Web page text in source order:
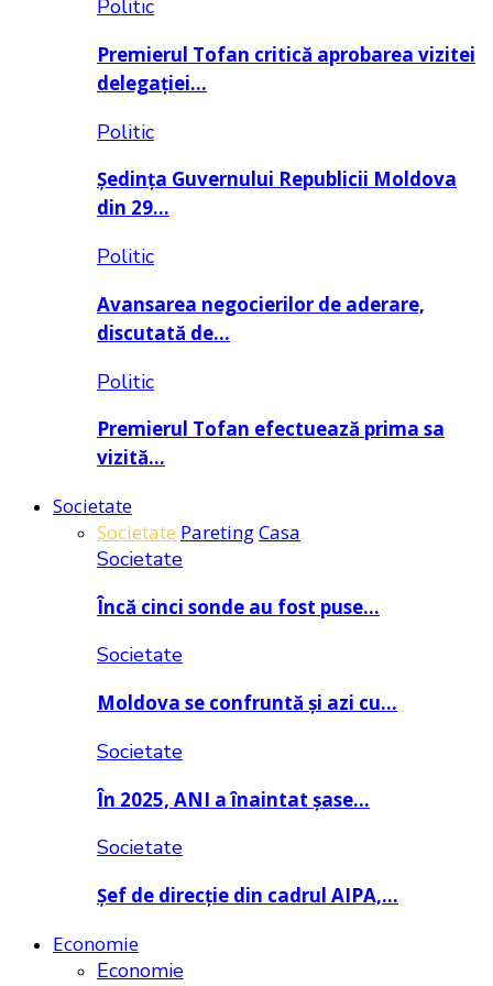
Politic
Premierul Tofan critică aprobarea vizitei
delegației…
Politic
Ședința Guvernului Republicii Moldova
din 29…
Politic
Avansarea negocierilor de aderare,
discutată de…
Politic
Premierul Tofan efectuează prima sa
vizită…
Societate
Societate ParetingCasa
Societate
Încă cinci sonde au fost puse…
Societate
Moldova se confruntă și azi cu…
Societate
În 2025, ANI a înaintat șase…
Societate
Șef de direcție din cadrul AIPA,…
Economie
Economie